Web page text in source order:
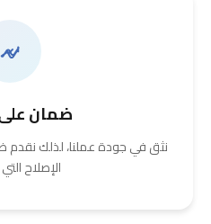
ضمان
نثق في جودة عملنا، لذلك نقدم
الإصلاح